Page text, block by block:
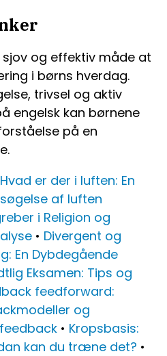
sjov og effektiv måde at
i børns hverdag.
trivsel og aktiv
engelsk kan børnene
på en
Hvad er der i luften: En
af luften
i Religion og
• Divergent og
En Dybdegående
Eksamen: Tips og
feedforward:
og
• Kropsbasis:
kan du træne det? •